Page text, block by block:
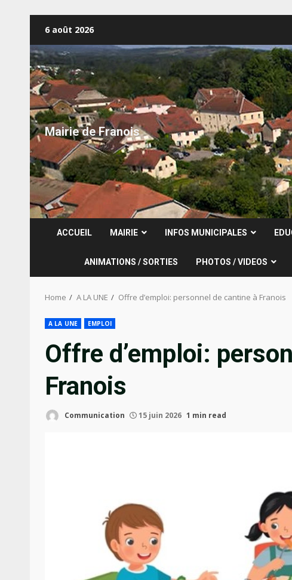
content
6 août 2026
Mairie de Franois
ACCUEIL MAIRIE INFOS MUNICIPALES
ANIMATIONS / SORTIES PHOTOS / VIDEOS
Home A LA UNE Offre d’emploi: personnel de cantine à Franois
A LA UNE EMPLOI
Offre d’emploi:
Franois
Communication 15 juin 2026 1 min read